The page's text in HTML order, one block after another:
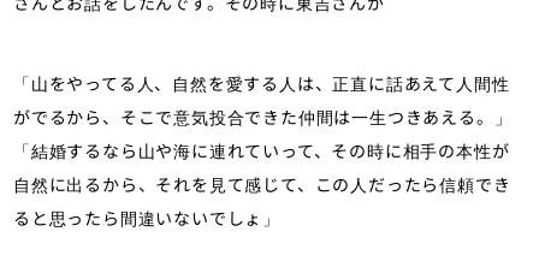
「山をやってる人、自然を愛する人は、正直に話あえて人間性
がでるから、そこで意気投合できた仲間は一生つきあえる。」
「結婚するなら山や海に連れていって、その時に相手の本性が
自然に出るから、それを見て感じて、この人だったら信頼でき
ると思ったら間違いないでしょ」